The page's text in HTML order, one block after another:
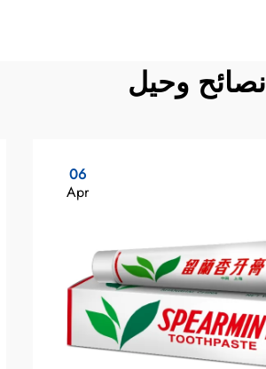
نصائح وحيل
06
Apr